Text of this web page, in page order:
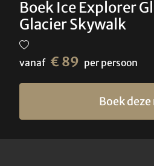
Boek Ice Explorer
Glacier Skywalk
vanaf € 89 per persoon
Boek deze